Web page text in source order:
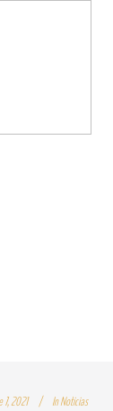
7, 2021 InNoticias